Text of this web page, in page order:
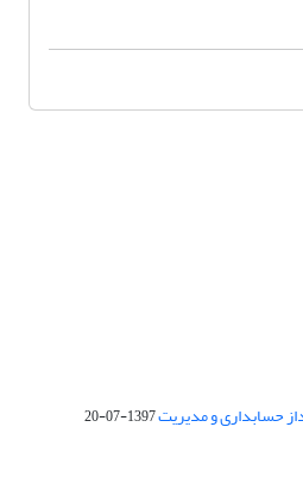
حسابداری و مدیریت1397-07-20